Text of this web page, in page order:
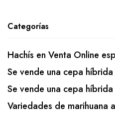
Categorías
Hachís en Venta Online
Se vende una cepa híbrida
Se vende una cepa híbrida
Variedades de marihuana